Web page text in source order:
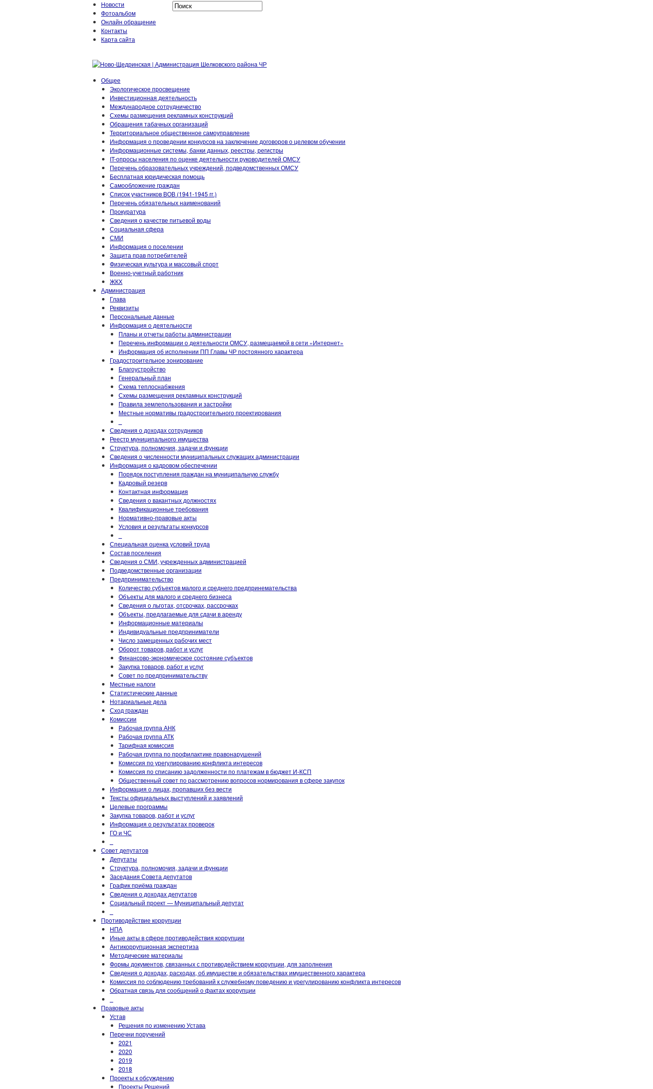
Новости
Фотоальбом
Онлайн обращение
Контакты
Карта сайта
Общее
Экологическое просвещение
Инвестиционная деятельность
Международное сотрудничество
Схемы размещения рекламных конструкций
Обращения табачных организаций
Территориальное общественное самоуправление
Информация о проведении конкурсов на заключение договоров о целевом обучении
Информационные системы, банки данных, реестры, регистры
IT-опросы населения по оценке деятельности руководителей ОМСУ
Перечень образовательных учреждений, подведомственных ОМСУ
Бесплатная юридическая помощь
Самообложение граждан
Список участников ВОВ (1941-1945 гг.)
Перечень обязательных наименований
Прокуратура
Сведения о качестве питьевой воды
Социальная сфера
СМИ
Информация о поселении
Защита прав потребителей
Физическая культура и массовый спорт
Военно-учетный работник
ЖКХ
Администрация
Глава
Реквизиты
Персональные данные
Информация о деятельности
Планы и отчеты работы администрации
Перечень информации о деятельности ОМСУ, размещаемой в сети «Интернет»
Информация об исполнении ПП Главы ЧР постоянного характера
Градостроительное зонирование
Благоустройство
Генеральный план
Схема теплоснабжения
Схемы размещения рекламных конструкций
Правила землепользования и застройки
Местные нормативы градостроительного проектирования
Сведения о доходах сотрудников
Реестр муниципального имущества
Структура, полномочия, задачи и функции
Сведения о численности муниципальных служащих администрации
Информация о кадровом обеспечении
Порядок поступления граждан на муниципальную службу
Кадровый резерв
Контактная информация
Сведения о вакантных должностях
Квалификационные требования
Нормативно-правовые акты
Условия и результаты конкурсов
Специальная оценка условий труда
Состав поселения
Сведения о СМИ, учрежденных администрацией
Подведомственные организации
Предпринимательство
Количество субъектов малого и среднего предпринемательства
Объекты для малого и среднего бизнеса
Сведения о льготах, отсрочках, рассрочках
Объекты, предлагаемые для сдачи в аренду
Информационные материалы
Индивидуальные предприниматели
Число замещенных рабочих мест
Оборот товаров, работ и услуг
Финансово-экономическое состояние субъектов
Закупка товаров, работ и услуг
Совет по предпринимательству
Местные налоги
Статистические данные
Нотариальные дела
Сход граждан
Комиссии
Рабочая группа АНК
Рабочая группа АТК
Тарифная комиссия
Рабочая группа по профилактике правонарушений
Комиссия по урегулированию конфликта интересов
Комиссия по списанию задолженности по платежам в бюджет И-КСП
Общественный совет по рассмотрению вопросов нормирования в сфере закупок
Информация о лицах, пропавших без вести
Тексты официальных выступлений и заявлений
Целевые программы
Закупка товаров, работ и услуг
Информация о результатах проверок
ГО и ЧС
Совет депутатов
Депутаты
Структура, полномочия, задачи и функции
Заседания Совета депутатов
График приёма граждан
Сведения о доходах депутатов
Социальный проект — Муниципальный депутат
Противодействие коррупции
НПА
Иные акты в сфере противодействия коррупции
Антикоррупционная экспертиза
Методические материалы
Формы документов, связанных с противодействием коррупции, для заполнения
Сведения о доходах, расходах, об имуществе и обязательствах имущественного характера
Комиссия по соблюдению требований к служебному поведению и урегулированию конфликта интересов
Обратная связь для сообщений о фактах коррупции
Правовые акты
Устав
Решения по изменению Устава
Перечни поручений
2021
2020
2019
2018
Проекты к обсуждению
Проекты Решений